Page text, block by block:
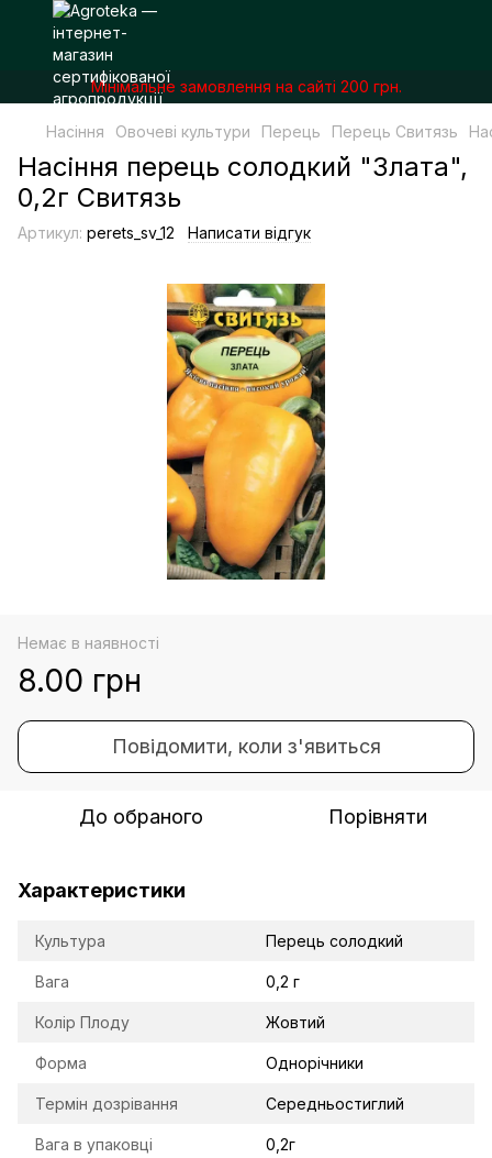
Мінімальне замовлення на сайті 200 грн.
Насіння Овочеві культури Перець Перець Свитязь
Насіння перець солодкий "Злата",
0,2г Свитязь
Артикул: perets_sv_12 Написати відгук
Немає в наявності
8.00 грн
Повідомити, коли з'явиться
До обраного Порівняти
Характеристики
Культура Перець солодкий
Вага 0,2 г
Колір Плоду Жовтий
Форма Однорічники
Термін дозрівання Середньостиглий
Вага в упаковці 0,2г